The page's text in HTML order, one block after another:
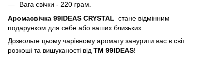
Вага свічки - 220 грам.
Аромасвічка 99IDEAS CRYSTAL стане відмінним
подарунком для себе або ваших близьких.
Дозвольте цьому чарівному аромату занурити вас в світ
розкоші та вишуканості від ТМ 99IDEAS!